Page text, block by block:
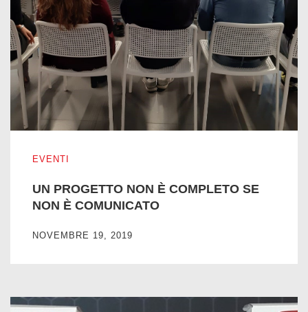
EVENTI
UN PROGETTO NON È COMPLETO SE
NON È COMUNICATO
NOVEMBRE 19, 2019